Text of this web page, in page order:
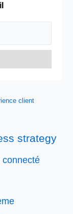
client
strategy
connecté